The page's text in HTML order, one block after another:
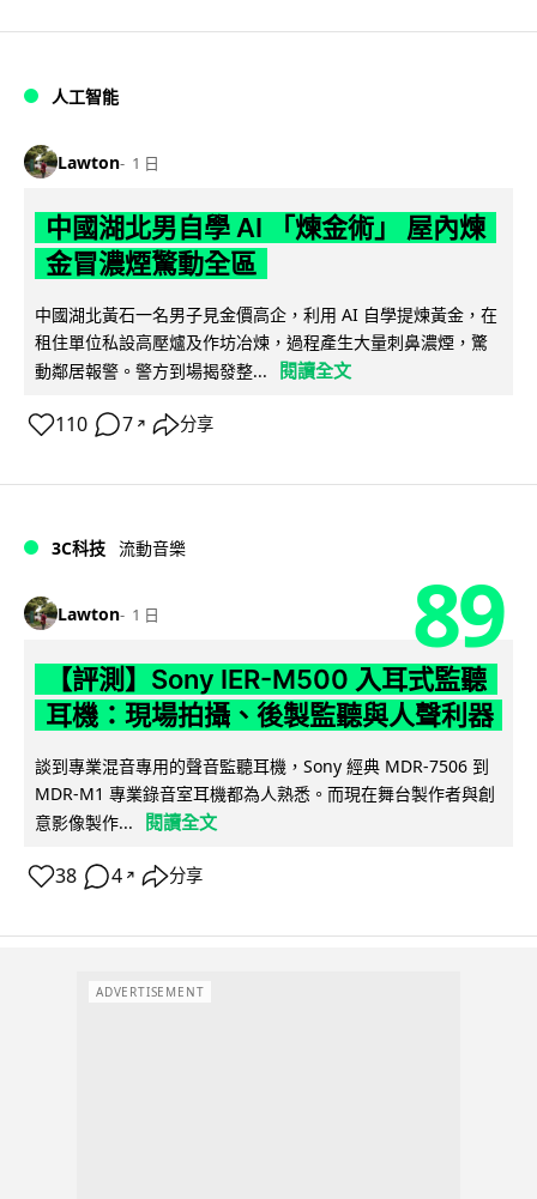
人工智能
Lawton 1 日
中國湖北男自學 AI 「煉金術」 屋內煉
金冒濃煙驚動全區
中國湖北黃石一名男子見金價高企，利用 AI 自學提煉黃金，在
租住單位私設高壓爐及作坊冶煉，過程產生大量刺鼻濃煙，驚
動鄰居報警。警方到場揭發整...
閱讀全文
110 7 ↗ 分享
3C科技 流動音樂
Lawton 1 日 89
【評測】Sony IER-M500 入耳式監聽
耳機：現場拍攝、後製監聽與人聲利器
談到專業混音專用的聲音監聽耳機，Sony 經典 MDR-7506 到
MDR-M1 專業錄音室耳機都為人熟悉。而現在舞台製作者與創
意影像製作...
閱讀全文
38 4 ↗ 分享
ADVERTISEMENT